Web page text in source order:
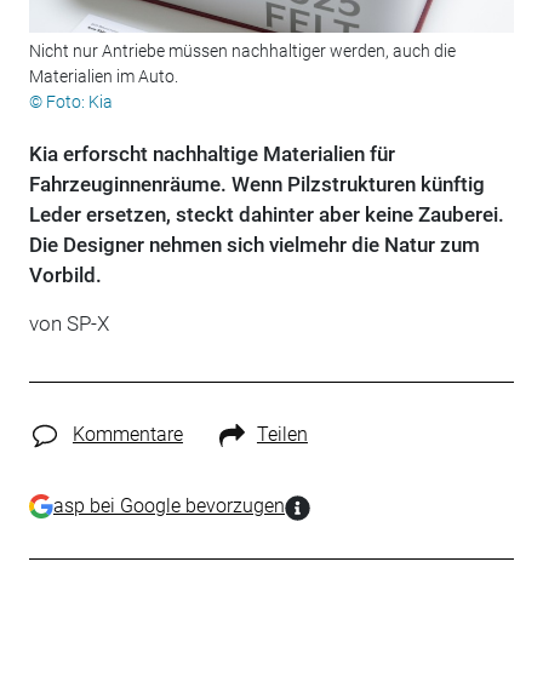
Nicht nur Antriebe müssen nachhaltiger werden, auch die
Materialien im Auto.
© Foto: Kia
Kia erforscht nachhaltige Materialien für
Fahrzeuginnenräume. Wenn Pilzstrukturen künftig
Leder ersetzen, steckt dahinter aber keine Zauberei.
Die Designer nehmen sich vielmehr die Natur zum
Vorbild.
von SP-X
Kommentare Teilen
asp bei Google bevorzugen